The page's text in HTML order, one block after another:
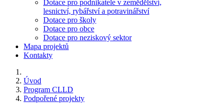
Dotace pro podnikatele v zemědělství,
lesnictví, rybářství a potravinářství
Dotace pro školy
Dotace pro obce
Dotace pro neziskový sektor
Mapa projektů
Kontakty
Úvod
Program CLLD
Podpořené projekty